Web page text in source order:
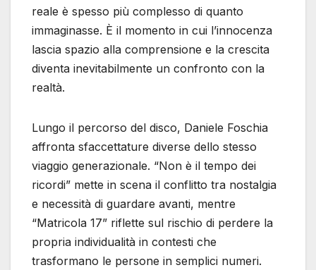
reale è spesso più complesso di quanto
immaginasse. È il momento in cui l’innocenza
lascia spazio alla comprensione e la crescita
diventa inevitabilmente un confronto con la
realtà.
Lungo il percorso del disco, Daniele Foschia
affronta sfaccettature diverse dello stesso
viaggio generazionale. “Non è il tempo dei
ricordi” mette in scena il conflitto tra nostalgia
e necessità di guardare avanti, mentre
“Matricola 17” riflette sul rischio di perdere la
propria individualità in contesti che
trasformano le persone in semplici numeri.